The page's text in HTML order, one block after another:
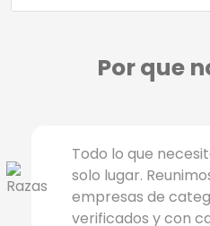
Por que
Todo lo que
solo lugar.
empresas de
verificados y con